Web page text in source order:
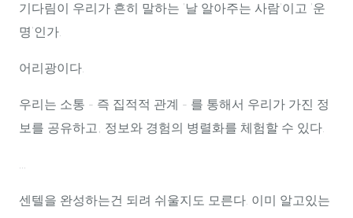
기다림이 우리가 흔히 말하는 '날 알아주는 사람'이고 '운
명'인가.
어리광이다.
우리는 소통 - 즉 집적적 관계 - 를 통해서 우리가 가진 정
보를 공유하고, 정보와 경험의 병렬화를 체험할 수 있다.
...
센텔을 완성하는건 되려 쉬울지도 모른다. 이미 알고있는